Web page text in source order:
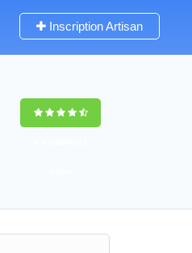
Inscription Artisan